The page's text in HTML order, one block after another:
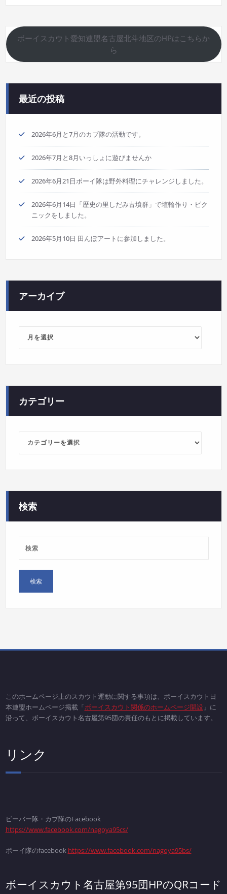
ボーイスカウト愛知連盟名古屋北斗地区のHPはこちらか
ら
最近の投稿
2026年6月と7月のカブ隊の活動です。
2026年7月と8月いっしょに遊びませんか
2026年6月21日ボーイ隊は野外料理にチャレンジしました。
2026年6月14日「歴史の里しだみ古墳群」で埴輪作り・ピク
ニックをしました。
2026年5月10日 田んぼアートに参加しました。
アーカイブ
カテゴリー
ー
検索
このホームページ上のスカウト運動に関する事項は、ボーイスカウト日
本連盟ホームページ掲載「ボーイスカウト関係のホームページ開設」に
沿って、ボーイスカウト名古屋第95団の責任のもとに掲載しています。
リンク
ビーバー隊・カブ隊のFacebook
https://www.facebook.com/nagoya95cs/
ボーイ隊のfacebook https://www.facebook.com/nagoya95bs/
ボーイスカウト名古屋第95団HPのQRコード